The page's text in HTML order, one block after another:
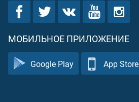
МОБИЛЬНОЕ ПРИЛОЖЕНИЕ
Google Play App Store